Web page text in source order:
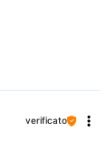
verificato